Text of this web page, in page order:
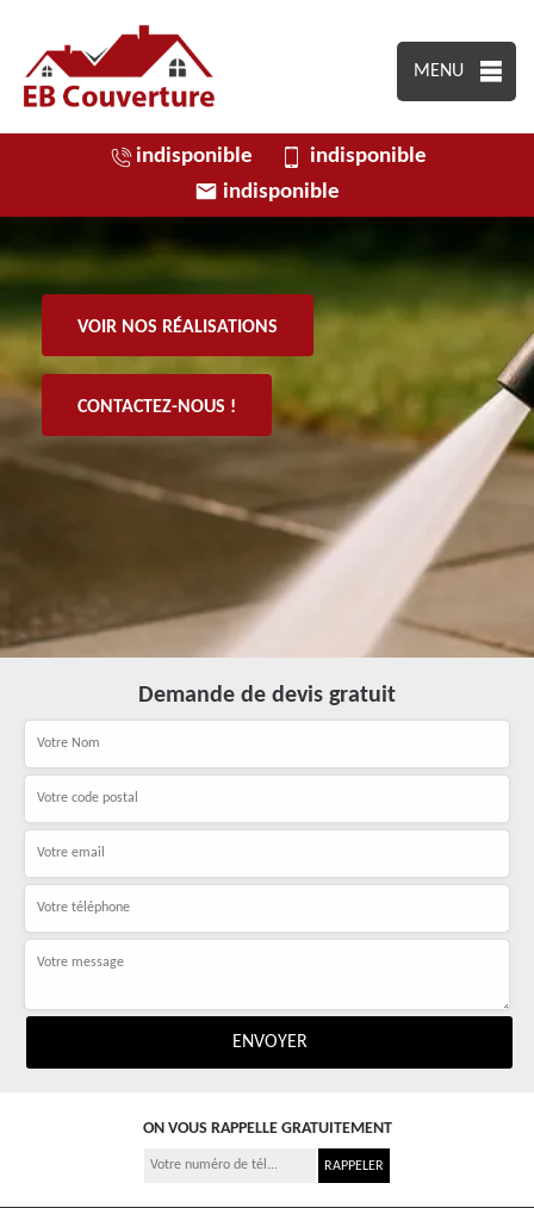
MENU
indisponible
indisponible
indisponible
VOIR NOS RÉALISATIONS
CONTACTEZ-NOUS !
Demande de devis gratuit
ON VOUS RAPPELLE GRATUITEMENT